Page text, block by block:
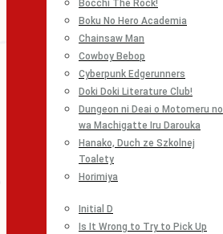
Bocchi The Rock!
Boku No Hero Academia
Chainsaw Man
Cowboy Bebop
Cyberpunk Edgerunners
Doki Doki Literature Club!
Dungeon ni Deai o Motomeru no
wa Machigatte Iru Darouka
Hanako, Duch ze Szkolnej
Toalety
Horimiya
Initial D
Is It Wrong to Try to Pick Up